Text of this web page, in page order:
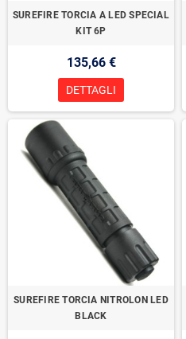
SUREFIRE TORCIA A LED SPECIAL
KIT 6P
135,66 €
DETTAGLI
SUREFIRE TORCIA NITROLON LED
BLACK